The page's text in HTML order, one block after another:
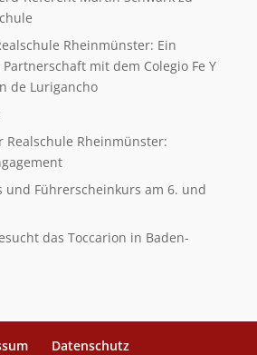
Rheinmünster: Ein
mit dem Colegio Fe Y
de Lurigancho
Realschule Rheinmünster:
und Führerscheinkurs am 6. und
das Toccarion in Baden-
Datenschutz